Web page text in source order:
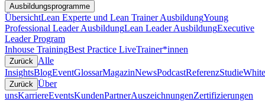
Ausbildungsprogramme
ÜbersichtLean Experte und Lean Trainer AusbildungYoung
Professional Leader AusbildungLean Leader AusbildungExecutive
Leader Program
Inhouse TrainingBest Practice LiveTrainer*innen
Zurück
Alle
InsightsBlogEventGlossarMagazinNewsPodcastReferenzStudie
Zurück Über
unsKarriereEventsKundenPartnerAuszeichnungenZertifizierungen